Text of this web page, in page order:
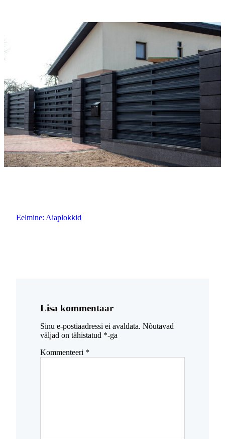
Eelmine: Aiaplokkid
Lisa kommentaar
Sinu e-postiaadressi ei avaldata. Nõutavad
väljad on tähistatud *-ga
Kommenteeri *